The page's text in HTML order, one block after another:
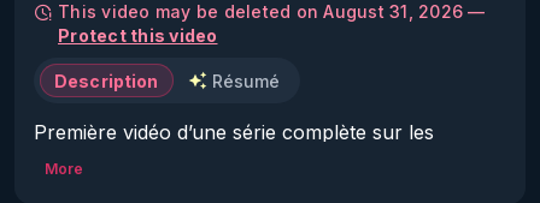
This video may be deleted on August 31, 2026 —
Protect this video
Description Résumé
Première vidéo d’une série complète sur les
dangers du sucre, de quel sucre parle t on
More